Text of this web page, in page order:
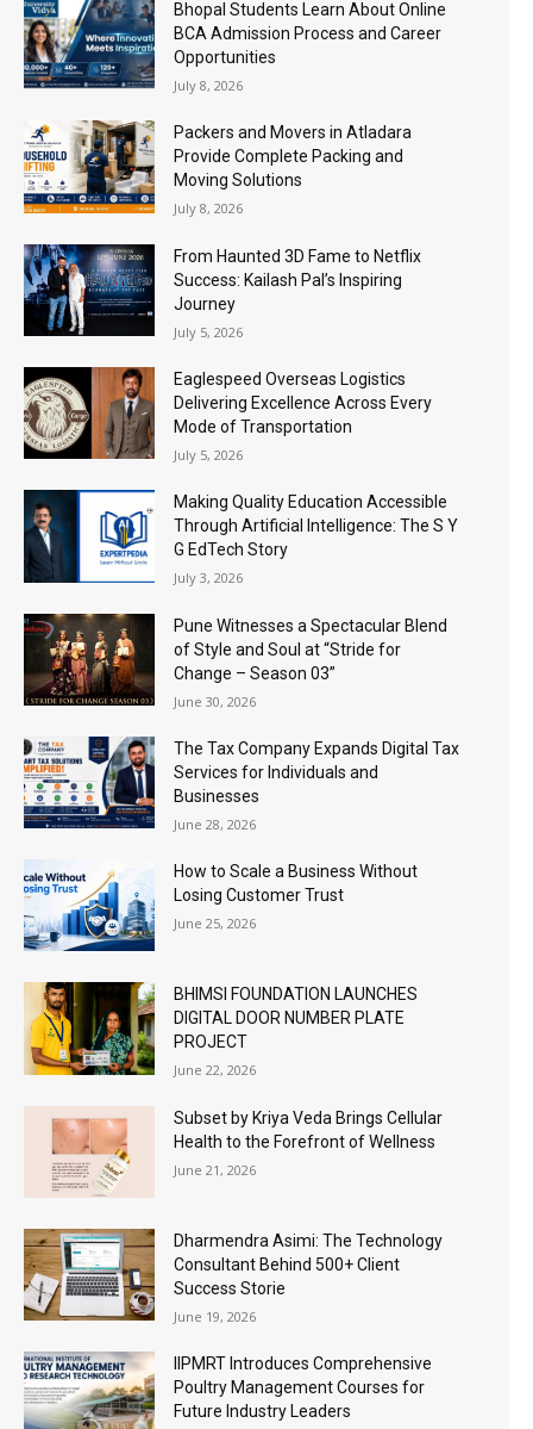
Bhopal Students Learn About Online
BCA Admission Process and Career
Opportunities
July 8, 2026
Packers and Movers in Atladara
Provide Complete Packing and
Moving Solutions
July 8, 2026
From Haunted 3D Fame to Netflix
Success: Kailash Pal’s Inspiring
Journey
July 5, 2026
Eaglespeed Overseas Logistics
Delivering Excellence Across Every
Mode of Transportation
July 5, 2026
Making Quality Education Accessible
Through Artificial Intelligence: The S Y
G EdTech Story
July 3, 2026
Pune Witnesses a Spectacular Blend
of Style and Soul at “Stride for
Change – Season 03”
June 30, 2026
The Tax Company Expands Digital Tax
Services for Individuals and
Businesses
June 28, 2026
How to Scale a Business Without
Losing Customer Trust
June 25, 2026
BHIMSI FOUNDATION LAUNCHES
DIGITAL DOOR NUMBER PLATE
PROJECT
June 22, 2026
Subset by Kriya Veda Brings Cellular
Health to the Forefront of Wellness
June 21, 2026
Dharmendra Asimi: The Technology
Consultant Behind 500+ Client
Success Storie
June 19, 2026
IIPMRT Introduces Comprehensive
Poultry Management Courses for
Future Industry Leaders